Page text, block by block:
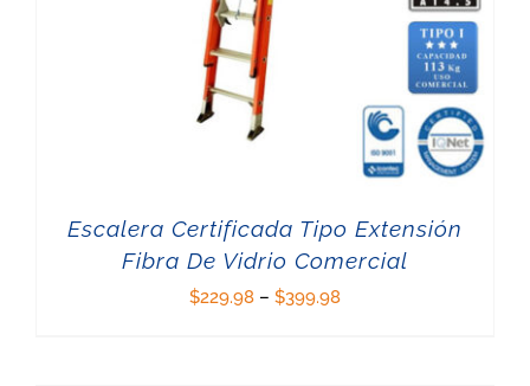
Escalera Certificada Tipo Extensión
Fibra De Vidrio Comercial
$229.98 – $399.98